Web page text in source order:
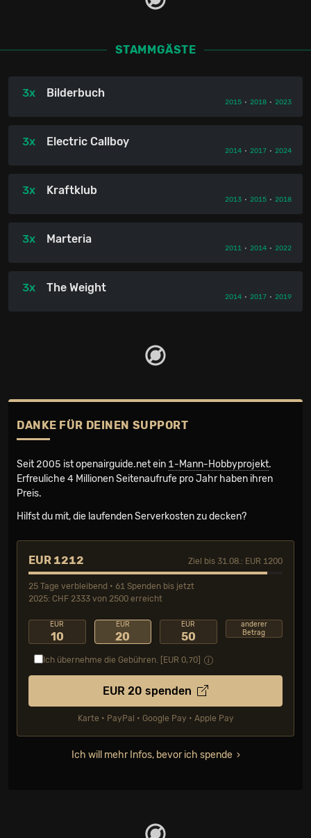
STAMMGÄSTE
3x Bilderbuch
2015 • 2018 • 2023
3x Electric Callboy
2014 • 2017 • 2024
3x Kraftklub
2013 • 2015 • 2018
3x Marteria
2011 • 2014 • 2022
3x The Weight
2014 • 2017 • 2019
DANKE FÜR DEINEN SUPPORT
Seit 2005 ist openairguide.net ein 1-Mann-Hobbyprojekt.
Erfreuliche 4 Millionen Seiten­aufrufe pro Jahr haben ihren
Preis.
Hilfst du mit, die laufenden Serverkosten zu decken?
EUR 1212 Ziel bis 31.08.: EUR 1200
25 Tage verbleibend • 61 Spenden bis jetzt
2025: CHF 2333 von 2500 erreicht
EUR
10
EUR
20
EUR
50
anderer
Betrag
Ich übernehme die Gebühren. [EUR 0,70
EUR 20 spenden
Karte • PayPal • Google Pay • Apple Pay
Ich will mehr Infos, bevor ich spende